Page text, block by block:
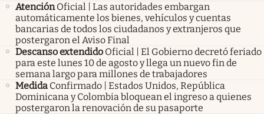
Atención Oficial | Las autoridades embargan
automáticamente los bienes, vehículos y cuentas
bancarias de todos los ciudadanos y extranjeros que
postergaron el Aviso Final
Descanso extendido Oficial | El Gobierno decretó feriado
para este lunes 10 de agosto y llega un nuevo fin de
semana largo para millones de trabajadores
Medida Confirmado | Estados Unidos, República
Dominicana y Colombia bloquean el ingreso a quienes
postergaron la renovación de su pasaporte